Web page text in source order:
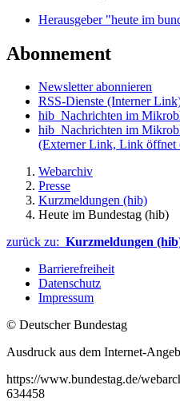
Herausgeber "heute im
Abonnement
Newsletter abonnieren
RSS-Dienste (Interner
hib_Nachrichten im
hib_Nachrichten im
(Externer Link, Link öffnet
Webarchiv
Presse
Kurzmeldungen (hib)
Heute im Bundestag (hib)
zurück zu: Kurzmeldungen
Barrierefreiheit
Datenschutz
Impressum
© Deutscher Bundestag
Ausdruck aus dem Internet-
https://www.bundestag.de/
634458